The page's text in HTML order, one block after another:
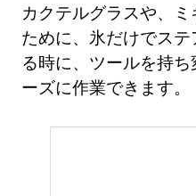
カクテルグラスや、
ために、氷だけでス
る時に、ツールを持
ーズに作業できます。